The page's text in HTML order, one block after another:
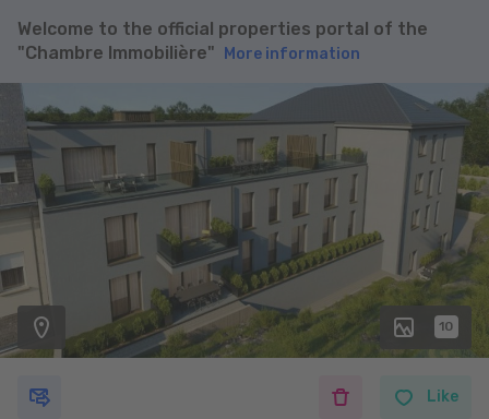
Welcome to the official properties portal of the
"Chambre Immobilière"
More information
10
Like